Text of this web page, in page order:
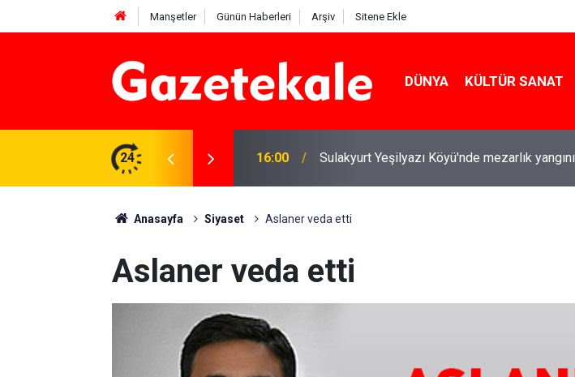
Manşetler Günün Haberleri Arşiv Sitene Ekle
DÜNYA KÜLTÜR SANAT
24
çalışmaları değerlendirildi 16:00 Sulakyurt Yeşilyazı Köyü'nde mezarlık yangını
Anasayfa Siyaset Aslaner veda etti
Aslaner veda etti